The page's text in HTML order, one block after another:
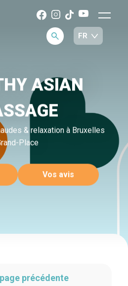
ASIAN
& relaxation à Bruxelles
Place
Vos avis
précédente